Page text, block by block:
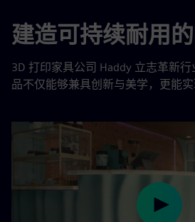
建造可持续耐用
3D 打印家具公司 Haddy 立志革新
品不仅能够兼具创新与美学，更能实
Play